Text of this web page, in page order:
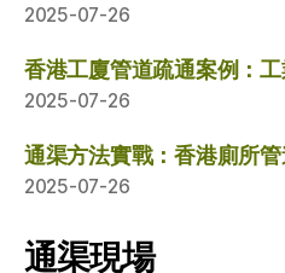
2025-07-26
香港工廈管道疏通案例：
2025-07-26
通渠方法實戰：香港廁所
2025-07-26
通渠現場